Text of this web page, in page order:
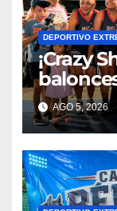
DEPORTIVO
¡Crazy
AGO 5, 2026